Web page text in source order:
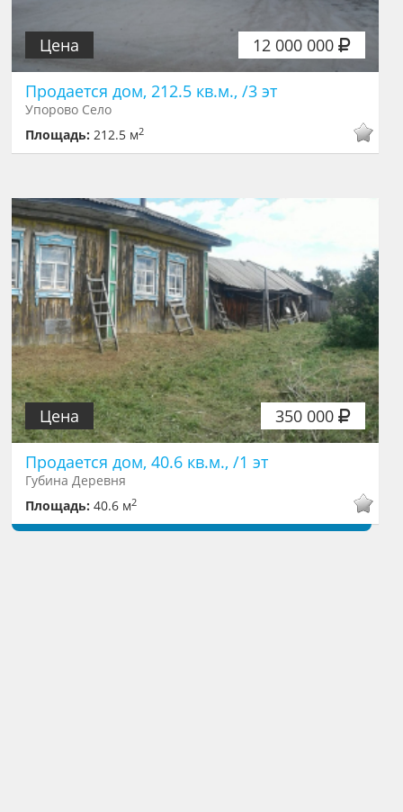
12 000 000
Цена
Продается дом, 212.5 кв.м., /3 эт
Упорово Село
Площадь:212.5 м2
350 000
Цена
Продается дом, 40.6 кв.м., /1 эт
Губина Деревня
Площадь:40.6 м2